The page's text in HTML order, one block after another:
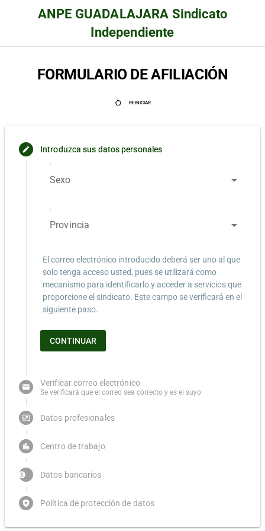
ANPE GUADALAJARA Sindicato
Independiente
FORMULARIO DE AFILIACIÓN
restart_alt REINICIAR
edit Introduzca sus datos personales
Sexo arrow_drop_down
Provincia arrow_drop_down
El correo electrónico introducido deberá ser uno al que
solo tenga acceso usted, pues se utilizará como
mecanismo para identificarlo y acceder a servicios que
proporcione el sindicato. Este campo se verificará en el
siguiente paso.
CONTINUAR
email Verificar correo electrónico
Se verificará que el correo sea correcto y es el suyo
cast_for_education Datos profesionales
location_city Centro de trabajo
paidn Datos bancarios
local_police Política de protección de datos